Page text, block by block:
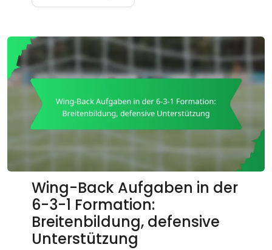
Wing-Back Aufgaben in der
6-3-1 Formation:
Breitenbildung, defensive
Unterstützung